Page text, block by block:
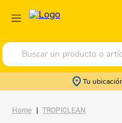
Buscar un producto o
Tu
TROPICLEAN